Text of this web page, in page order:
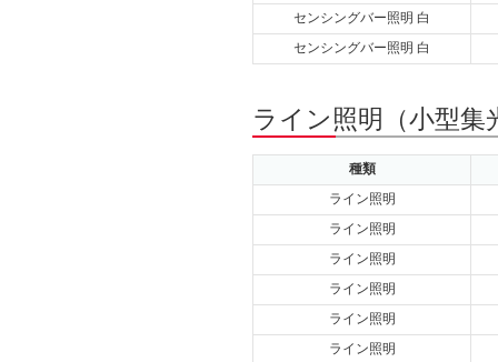
センシングバー照明 白
センシングバー照明 白
ライン照明（小型集
種類
ライン照明
ライン照明
ライン照明
ライン照明
ライン照明
ライン照明